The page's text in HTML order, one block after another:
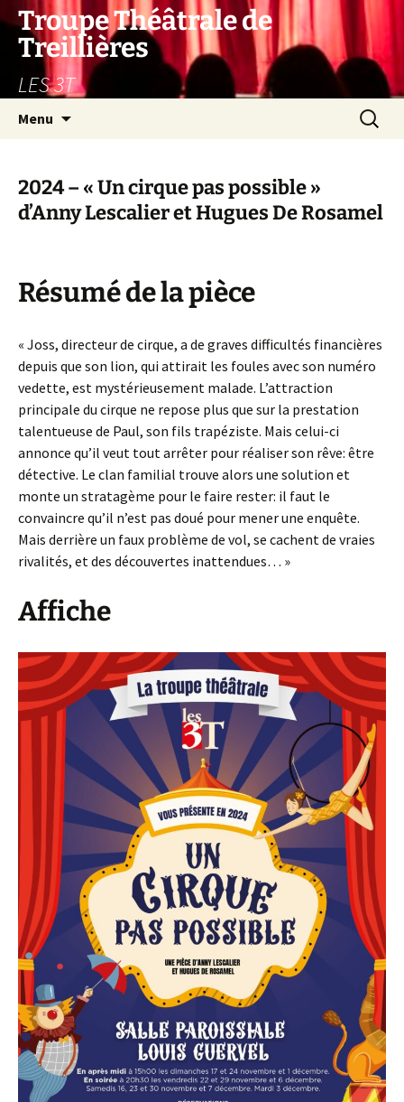
Aller
contenu
Troupe Théâtrale de
Treillières
LES 3T
Menu
2024 – « Un cirque pas possible »
d’Anny Lescalier et Hugues De Rosamel
Résumé de la pièce
« Joss, directeur de cirque, a de graves difficultés financières
depuis que son lion, qui attirait les foules avec son numéro
vedette, est mystérieusement malade. L’attraction
principale du cirque ne repose plus que sur la prestation
talentueuse de Paul, son fils trapéziste. Mais celui-ci
annonce qu’il veut tout arrêter pour réaliser son rêve: être
détective. Le clan familial trouve alors une solution et
monte un stratagème pour le faire rester: il faut le
convaincre qu’il n’est pas doué pour mener une enquête.
Mais derrière un faux problème de vol, se cachent de vraies
rivalités, et des découvertes inattendues… »
Affiche